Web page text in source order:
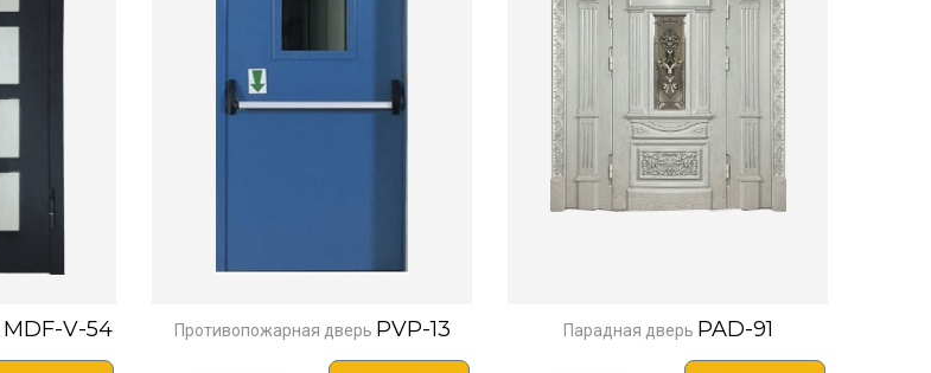
MDF-V-54 Противопожарная дверь PVP-13 Парадная дверь PAD-91